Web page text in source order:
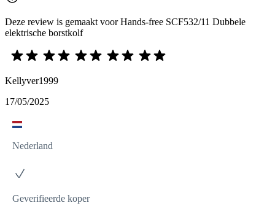
Deze review is gemaakt voor Hands-free SCF532/11 Dubbele
elektrische borstkolf
Kellyver1999
17/05/2025
Nederland
Geverifieerde koper